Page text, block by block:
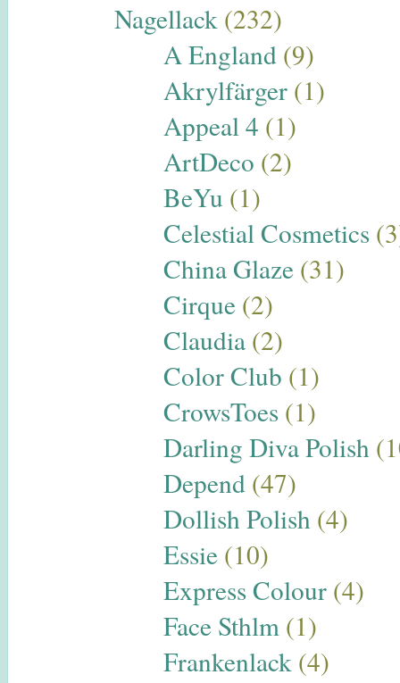
Nagellack(232)
A England (9)
Akrylfärger (1)
Appeal 4 (1)
ArtDeco (2)
BeYu (1)
Celestial Cosmetics
China Glaze (31)
Cirque (2)
Claudia (2)
Color Club (1)
CrowsToes (1)
Darling Diva Polish
Depend (47)
Dollish Polish (4)
Essie (10)
Express Colour (4)
Face Sthlm (1)
Frankenlack (4)